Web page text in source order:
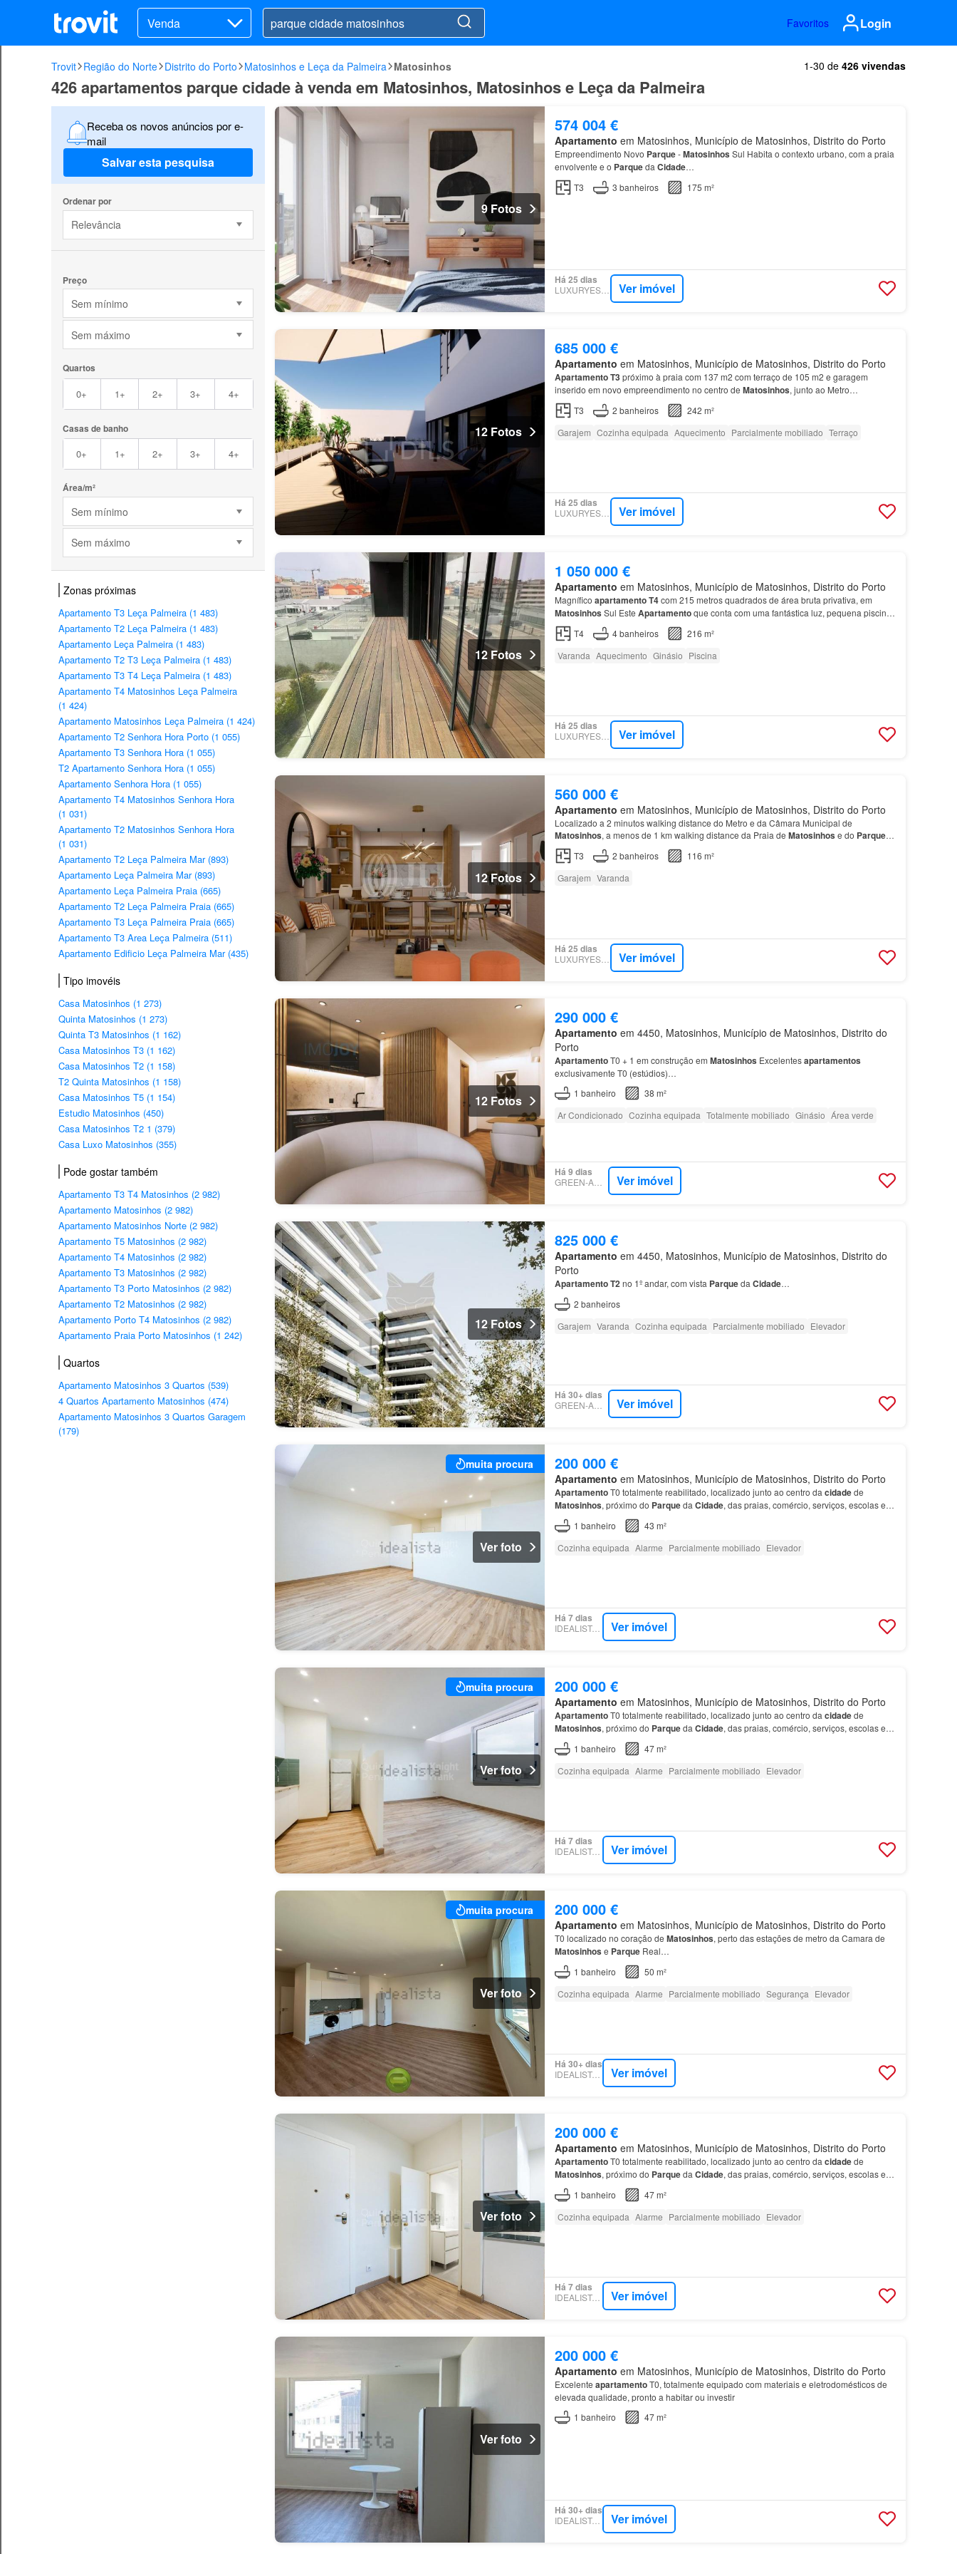
Venda Favoritos Login
Trovit Região do Norte Distrito do Porto Matosinhos e Leça da Palmeira Matosinhos 1-30 de 426 vivendas
426 apartamentos parque cidade à venda em Matosinhos, Matosinhos e Leça da Palmeira
Receba os novos anúncios por e-
mail
Salvar esta pesquisa
Ordenar por
Relevância
Preço
Sem mínimo
Sem máximo
Quartos
0+ 1+ 2+ 3+ 4+
Casas de banho
0+ 1+ 2+ 3+ 4+
Área/m²
Sem mínimo
Sem máximo
Zonas próximas
Apartamento T3 Leça Palmeira (1 483)
Apartamento T2 Leça Palmeira (1 483)
Apartamento Leça Palmeira (1 483)
Apartamento T2 T3 Leça Palmeira (1 483)
Apartamento T3 T4 Leça Palmeira (1 483)
Apartamento T4 Matosinhos Leça Palmeira
(1 424)
Apartamento Matosinhos Leça Palmeira (1 424)
Apartamento T2 Senhora Hora Porto (1 055)
Apartamento T3 Senhora Hora (1 055)
T2 Apartamento Senhora Hora (1 055)
Apartamento Senhora Hora (1 055)
Apartamento T4 Matosinhos Senhora Hora
(1 031)
Apartamento T2 Matosinhos Senhora Hora
(1 031)
Apartamento T2 Leça Palmeira Mar (893)
Apartamento Leça Palmeira Mar (893)
Apartamento Leça Palmeira Praia (665)
Apartamento T2 Leça Palmeira Praia (665)
Apartamento T3 Leça Palmeira Praia (665)
Apartamento T3 Area Leça Palmeira (511)
Apartamento Edificio Leça Palmeira Mar (435)
Tipo imovéis
Casa Matosinhos (1 273)
Quinta Matosinhos (1 273)
Quinta T3 Matosinhos (1 162)
Casa Matosinhos T3 (1 162)
Casa Matosinhos T2 (1 158)
T2 Quinta Matosinhos (1 158)
Casa Matosinhos T5 (1 154)
Estudio Matosinhos (450)
Casa Matosinhos T2 1 (379)
Casa Luxo Matosinhos (355)
Pode gostar também
Apartamento T3 T4 Matosinhos (2 982)
Apartamento Matosinhos (2 982)
Apartamento Matosinhos Norte (2 982)
Apartamento T5 Matosinhos (2 982)
Apartamento T4 Matosinhos (2 982)
Apartamento T3 Matosinhos (2 982)
Apartamento T3 Porto Matosinhos (2 982)
Apartamento T2 Matosinhos (2 982)
Apartamento Porto T4 Matosinhos (2 982)
Apartamento Praia Porto Matosinhos (1 242)
Quartos
Apartamento Matosinhos 3 Quartos (539)
4 Quartos Apartamento Matosinhos (474)
Apartamento Matosinhos 3 Quartos Garagem
(179)
9 Fotos
574 004 €
Apartamento em Matosinhos, Município de Matosinhos, Distrito do Porto
Empreendimento Novo Parque-Matosinhos Sul Habita o contexto urbano, com a praia
envolvente e o Parqueda Cidade…
T3
3 banheiros 175 m²
Há 25 dias
LUXURYESTATE Ver imóvel
12 Fotos
685 000 €
Apartamento em Matosinhos, Município de Matosinhos, Distrito do Porto
ApartamentoT3próximo à praia com 137 m2 com terraço de 105 m2 e garagem
inserido em novo empreendimento no centro de Matosinhos, junto ao Metro…
T3
2 banheiros
242 m²
Garajem Cozinha equipada Aquecimento Parcialmente mobiliado Terraço
Há 25 dias
LUXURYESTATE Ver imóvel
12 Fotos
1 050 000 €
Apartamento em Matosinhos, Município de Matosinhos, Distrito do Porto
Magnífico apartamentoT4com 215 metros quadrados de área bruta privativa, em
Matosinhos Sul Este Apartamentoque conta com uma fantástica luz, pequena piscina
do condomínio e próximo do Parque
T4 4banheiros
216 m²
Varanda Aquecimento Ginásio Piscina
Há 25 dias
LUXURYESTATE Ver imóvel
12 Fotos
560 000 €
Apartamento em Matosinhos, Município de Matosinhos, Distrito do Porto
Localizado a 2 minutos walking distance do Metro e da Câmara Municipal de
Matosinhos, a menos de 1 km walking distance da Praia de Matosinhos e do Parque
daCidade .…
T3 2 banheiros
116 m²
Garajem Varanda
Há 25 dias
LUXURYESTATE Ver imóvel
12 Fotos
290 000 €
Apartamento em 4450, Matosinhos, Município de Matosinhos, Distrito do
Porto
ApartamentoT0 + 1 em construção em Matosinhos Excelentesapartamentos
exclusivamente T0 (estúdios)…
1 banheiro
38 m²
Ar Condicionado Cozinha equipada Totalmente mobiliado Ginásio Área verde
Há 9 dias
GREEN-ACRES Ver imóvel
12 Fotos
825 000 €
Apartamento em 4450, Matosinhos, Município de Matosinhos, Distrito do
Porto
ApartamentoT2no 1º andar, com vista Parqueda Cidade…
2 banheiros
Garajem Varanda Cozinha equipada Parcialmente mobiliado Elevador
Há 30+ dias
GREEN-ACRES Ver imóvel
muita procura
Ver foto
200 000 €
Apartamento em Matosinhos, Município de Matosinhos, Distrito do Porto
ApartamentoT0 totalmente reabilitado, localizado junto ao centro da cidadede
Matosinhos, próximo do Parqueda Cidade, das praias, comércio, serviços, escolas e
transportes públicos, incluindo a estação de metro de Matosinho…
1 banheiro
43 m²
Cozinha equipada Alarme Parcialmente mobiliado Elevador
Há 7 dias
IDEALISTA.PT Ver imóvel
muita procura
Ver foto
200 000 €
Apartamento em Matosinhos, Município de Matosinhos, Distrito do Porto
ApartamentoT0 totalmente reabilitado, localizado junto ao centro da cidadede
Matosinhos, próximo do Parqueda Cidade, das praias, comércio, serviços, escolas e
transportes públicos, incluindo a estação de metro de Matosinho…
1 banheiro
47 m²
Cozinha equipada Alarme Parcialmente mobiliado Elevador
Há 7 dias
IDEALISTA.PT Ver imóvel
muita procura
Ver foto
200 000 €
Apartamento em Matosinhos, Município de Matosinhos, Distrito do Porto
T0 localizado no coração de Matosinhos, perto das estações de metro da Camara de
Matosinhos e ParqueReal…
1 banheiro
50 m²
Cozinha equipada Alarme Parcialmente mobiliado Segurança Elevador
Há 30+ dias
IDEALISTA.PT Ver imóvel
Ver foto
200 000 €
Apartamento em Matosinhos, Município de Matosinhos, Distrito do Porto
ApartamentoT0 totalmente reabilitado, localizado junto ao centro da cidadede
Matosinhos, próximo do Parqueda Cidade, das praias, comércio, serviços, escolas e
transportes públicos, incluindo a estação de metro de Matosinho…
1 banheiro
47 m²
Cozinha equipada Alarme Parcialmente mobiliado Elevador
Há 7 dias
IDEALISTA.PT Ver imóvel
Ver foto
200 000 €
Apartamento em Matosinhos, Município de Matosinhos, Distrito do Porto
Excelente apartamentoT0, totalmente equipado com materiais e eletrodomésticos de
elevada qualidade, pronto a habitar ou investir
1 banheiro 47 m²
Há 30+ dias
IDEALISTA.PT Ver imóvel